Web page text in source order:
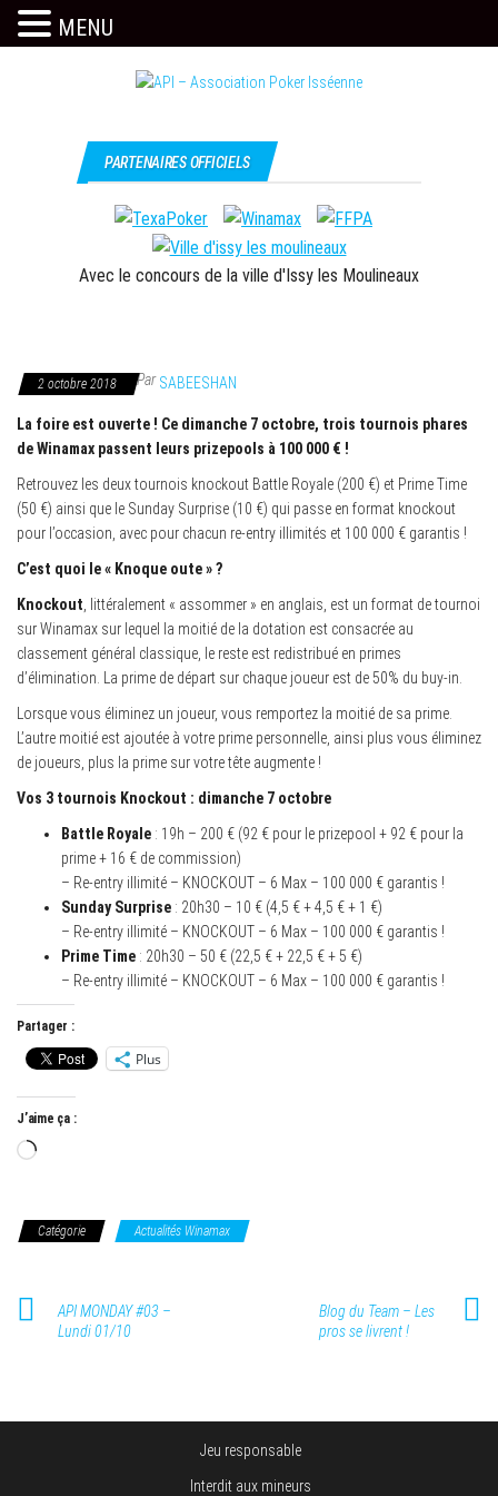
Association
Isséenne
c'est
l'API
PARTENAIRES OFFICIELS
Avec le concours de la ville d'Issy les Moulineaux
2 octobre 2018 ParSABEESHAN
La foire est ouverte ! Ce dimanche 7 octobre, trois tournois phares
de Winamax passent leurs prizepools à 100 000 € !
Retrouvez les deux tournois knockout Battle Royale (200 €) et Prime Time
(50 €) ainsi que le Sunday Surprise (10 €) qui passe en format knockout
pour l’occasion, avec pour chacun re-entry illimités et 100 000 € garantis !
C’est quoi le « Knoque oute » ?
Knockout , littéralement « assommer » en anglais, est un format de tournoi
sur Winamax sur lequel la moitié de la dotation est consacrée au
classement général classique, le reste est redistribué en primes
d’élimination. La prime de départ sur chaque joueur est de 50% du buy-in.
Lorsque vous éliminez un joueur, vous remportez la moitié de sa prime.
L’autre moitié est ajoutée à votre prime personnelle, ainsi plus vous éliminez
de joueurs, plus la prime sur votre tête augmente !
Vos 3 tournois Knockout : dimanche 7 octobre
Battle Royale : 19h – 200 € (92 € pour le prizepool + 92 € pour la
prime + 16 € de commission)
– Re-entry illimité – KNOCKOUT – 6 Max – 100 000 € garantis !
Sunday Surprise : 20h30 – 10 € (4,5 € + 4,5 € + 1 €)
– Re-entry illimité – KNOCKOUT – 6 Max – 100 000 € garantis !
Prime Time : 20h30 – 50 € (22,5 € + 22,5 € + 5 €)
– Re-entry illimité – KNOCKOUT – 6 Max – 100 000 € garantis !
Partager :
Plus
J’aime ça :
Chargement…
Catégorie Actualités Winamax
API MONDAY #03 –
Lundi 01/10
Blog du Team – Les
pros se livrent !
Jeu responsable
Interdit aux mineurs
MENU